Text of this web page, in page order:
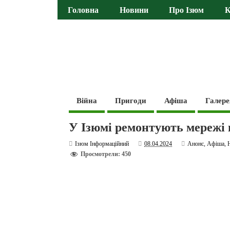
Головна Новини Про Ізюм
Війна Пригоди Афіша
У Ізюмі ремонтують мережі
Ізюм Інформаційний 08.04.2024 Анонс,Афіша,
Просмотрели: 450